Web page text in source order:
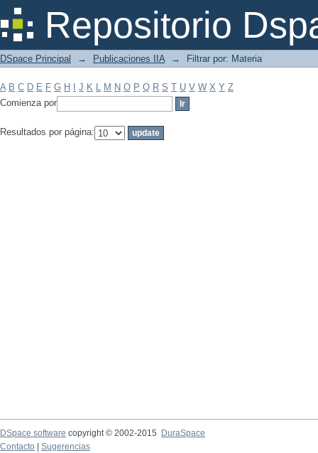
Repositorio
Filtrar por: Materia
DSpace Principal → Publicaciones IIA → Filtrar por: Materia
A B C D E F G H J K L M N O P Q R S T U V W X Y Z
Comienza por
Resultados por página:
DSpace software copyright © 2002-2015
DuraSpace
Contacto
Sugerencias